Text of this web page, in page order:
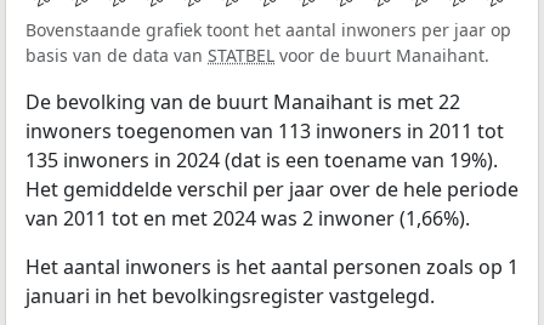
Bovenstaande grafiek toont het aantal inwoners per jaar op
basis van de data van STATBEL voor de buurt Manaihant.
De bevolking van de buurt Manaihant is met 22
inwoners toegenomen van 113 inwoners in 2011 tot
135 inwoners in 2024 (dat is een toename van 19%).
Het gemiddelde verschil per jaar over de hele periode
van 2011 tot en met 2024 was 2 inwoner (1,66%).
Het aantal inwoners is het aantal personen zoals op 1
januari in het bevolkingsregister vastgelegd.